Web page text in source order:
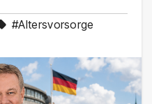
#Altersvorsorge